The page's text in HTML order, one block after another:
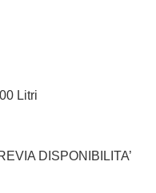
Litri
DISPONIBILITA’